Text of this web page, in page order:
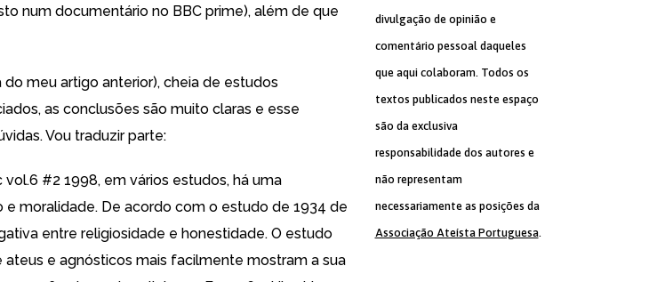
num documentário no BBC prime), além de que
meu artigo anterior), cheia de estudos
as conclusões são muito claras e esse
Vou traduzir parte:
#2 1998, em vários estudos, há uma
moralidade. De acordo com o estudo de 1934 de
entre religiosidade e honestidade. O estudo
e agnósticos mais facilmente mostram a sua
divulgação de opinião e
comentário pessoal daqueles
que aqui colaboram. Todos os
textos publicados neste espaço
são da exclusiva
responsabilidade dos autores e
não representam
necessariamente as posições da
Associação Ateísta Portuguesa.